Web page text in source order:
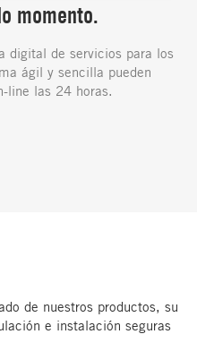
momento.
digital de servicios para los
ágil y sencilla pueden
line las 24 horas.
de nuestros productos, su
e instalación seguras